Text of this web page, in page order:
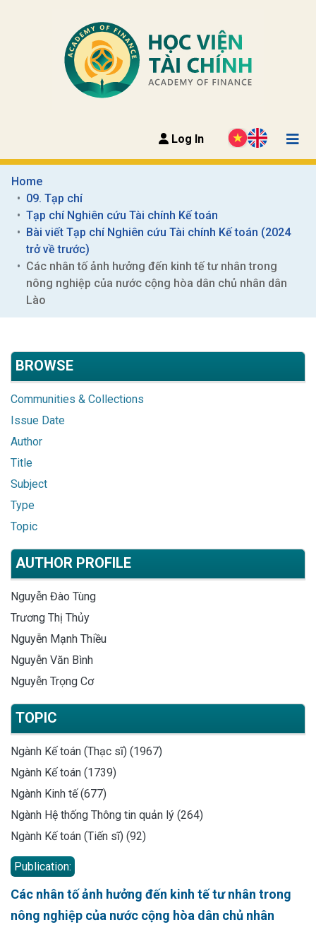
Log In
Home
09. Tạp chí
Tạp chí Nghiên cứu Tài chính Kế toán
Bài viết Tạp chí Nghiên cứu Tài chính Kế toán (2024
trở về trước)
Các nhân tố ảnh hưởng đến kinh tế tư nhân trong
nông nghiệp của nước cộng hòa dân chủ nhân dân
Lào
BROWSE
Communities & Collections
Issue Date
Author
Title
Subject
Type
Topic
AUTHOR PROFILE
Nguyễn Đào Tùng
Trương Thị Thủy
Nguyễn Mạnh Thiều
Nguyễn Văn Bình
Nguyễn Trọng Cơ
TOPIC
Ngành Kế toán (Thạc sĩ) (1967)
Ngành Kế toán (1739)
Ngành Kinh tế (677)
Ngành Hệ thống Thông tin quản lý (264)
Ngành Kế toán (Tiến sĩ) (92)
Publication:
Các nhân tố ảnh hưởng đến kinh tế tư nhân trong
nông nghiệp của nước cộng hòa dân chủ nhân